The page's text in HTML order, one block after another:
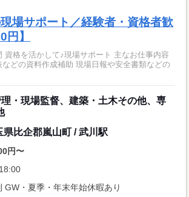
場サポート／経験者・資格者歓
】
資格を活かして♪現場サポート 主なお仕事内容
どの資料作成補助 現場日報や安全書類などの
・現場監督、建築・土木その他、専
県比企郡嵐山町 / 武川駅
円〜
GW・夏季・年末年始休暇あり